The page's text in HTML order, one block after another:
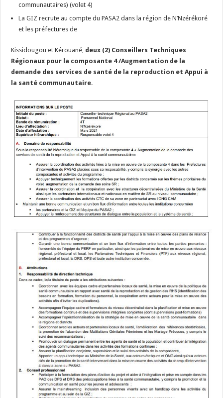
communautaires) (volet 4)
La GIZ recrute au compte du PASA2 dans la région de N’Nzérékoré
et les préfectures de
Kissidougou et Kérouané, deux (2) Conseillers Techniques
Régionaux pour la composante 4 /Augmentation de la
demande des services de santé de la reproduction et Appui à
la santé communautaire.